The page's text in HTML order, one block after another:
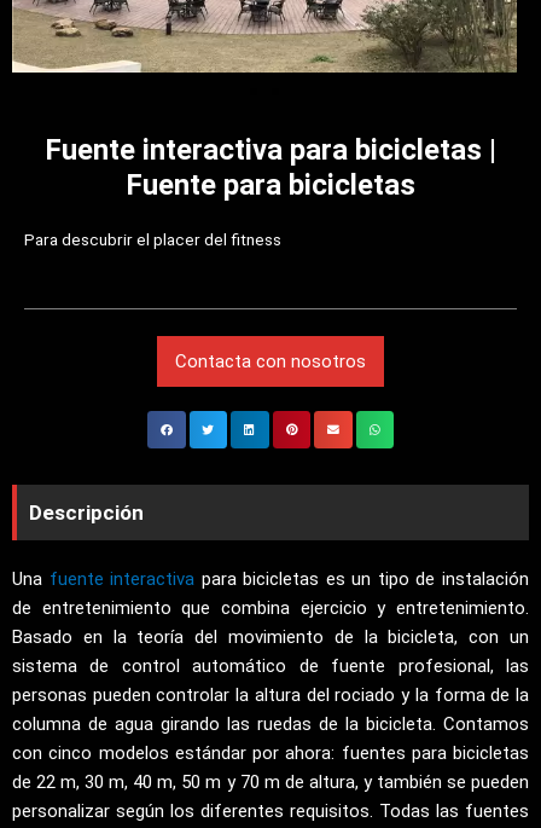
Fuente interactiva para bicicletas |
Fuente para bicicletas
Para descubrir el placer del fitness
Contacta con nosotros
Descripción
Una fuente interactiva para bicicletas es un tipo de instalación
de entretenimiento que combina ejercicio y entretenimiento.
Basado en la teoría del movimiento de la bicicleta, con un
sistema de control automático de fuente profesional, las
personas pueden controlar la altura del rociado y la forma de la
columna de agua girando las ruedas de la bicicleta. Contamos
con cinco modelos estándar por ahora: fuentes para bicicletas
de 22 m, 30 m, 40 m, 50 m y 70 m de altura, y también se pueden
personalizar según los diferentes requisitos. Todas las fuentes